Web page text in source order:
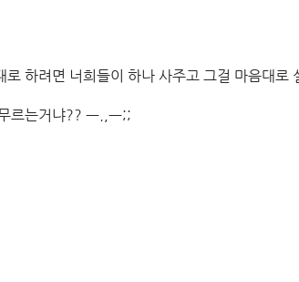
로 하려면 너희들이 하나 사주고 그걸 마음대로
르는거냐?? ㅡ.,ㅡ;;